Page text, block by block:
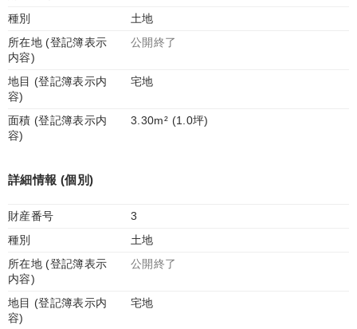
種別
土地
所在地 (登記簿表示
内容)
公開終了
地目 (登記簿表示内
容)
宅地
面積 (登記簿表示内
容)
3.30m² (1.0坪)
詳細情報 (個別)
財産番号
3
種別
土地
所在地 (登記簿表示
内容)
公開終了
地目 (登記簿表示内
容)
宅地